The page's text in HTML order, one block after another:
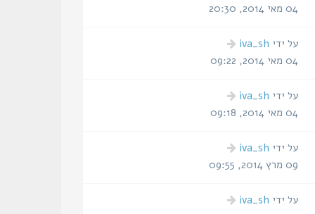
אחרונה
04 מאי 2014, 20:30
הודעה
אחרונה
על ידי iva_sh
04 מאי 2014, 09:22
הודעה
אחרונה
על ידי iva_sh
04 מאי 2014, 09:18
הודעה
אחרונה
על ידי iva_sh
09 מרץ 2014, 09:55
הודעה
על ידי iva_sh